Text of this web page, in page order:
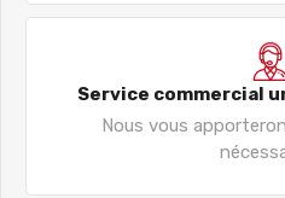
Service commercial
Nous vous